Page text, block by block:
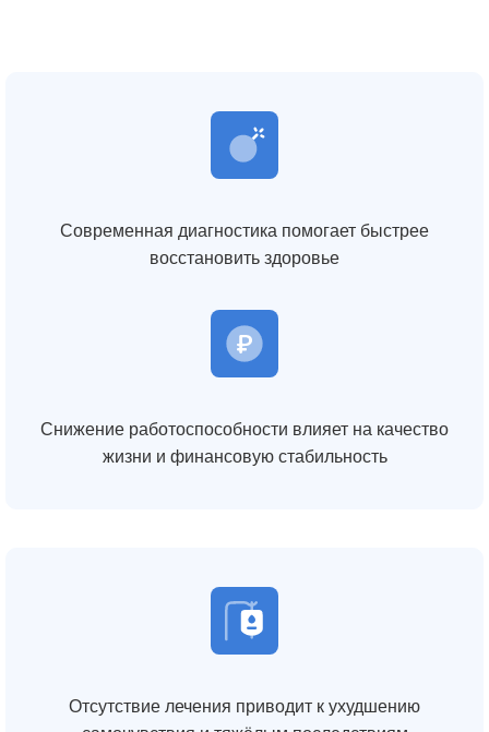
Современная диагностика помогает быстрее
восстановить здоровье
Снижение работоспособности влияет на качество
жизни и финансовую стабильность
Отсутствие лечения приводит к ухудшению